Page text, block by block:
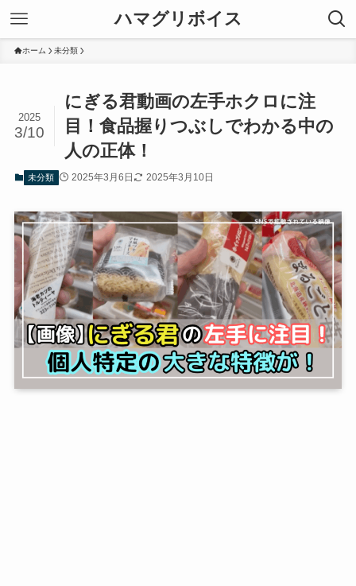
ハマグリボイス
ホーム 未分類
にぎる君動画の左手ホクロに注
目！食品握りつぶしでわかる中の
人の正体！
2025
3/10
未分類 2025年3月6日 2025年3月10日